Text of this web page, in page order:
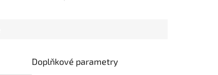
Doplňkové parametry